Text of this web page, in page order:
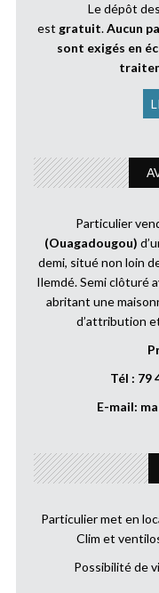
Le dépôt
est gratuit.Aucun
sont exigés en
Particulier
(Ouagadougou)
demi, situé non loin
Ilemdé. Semi clôturé
abritant une
d’attribution
Tél : 79
E-mail:
Particulier met en
Clim et
Possibilité de